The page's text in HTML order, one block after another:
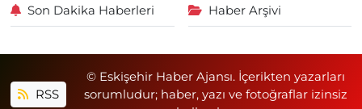
Son Dakika Haberleri Haber Arşivi
RSS
© Eskişehir Haber Ajansı. İçerikten yazarları
sorumludur; haber, yazı ve fotoğraflar izinsiz